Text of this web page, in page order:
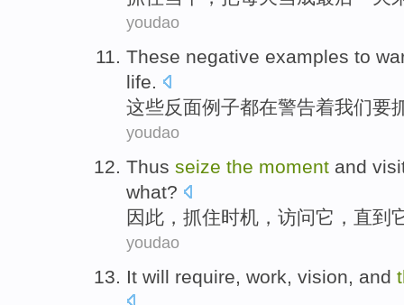
youdao
These negative examples to
life.
这些反面例子都在警告着我们要
youdao
Thus seize the moment and
what?
因此 ， 抓住时机 ， 访问它 ， 直到
youdao
It will require work vision and